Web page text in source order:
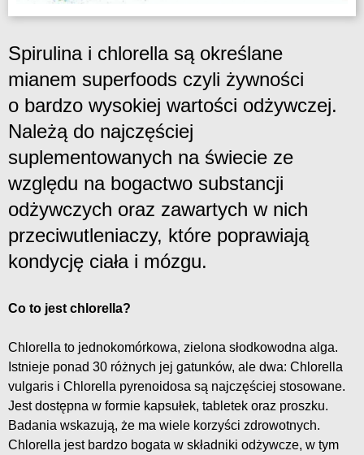
Spirulina i chlorella są określane
mianem superfoods czyli żywności
o bardzo wysokiej wartości odżywczej.
Należą do najczęściej
suplementowanych na świecie ze
względu na bogactwo substancji
odżywczych oraz zawartych w nich
przeciwutleniaczy, które poprawiają
kondycję ciała i mózgu.
Co to jest chlorella?
Chlorella to jednokomórkowa, zielona słodkowodna alga.
Istnieje ponad 30 różnych jej gatunków, ale dwa: Chlorella
vulgaris i Chlorella pyrenoidosa są najczęściej stosowane.
Jest dostępna w formie kapsułek, tabletek oraz proszku.
Badania wskazują, że ma wiele korzyści zdrowotnych.
Chlorella jest bardzo bogata w składniki odżywcze, w tym